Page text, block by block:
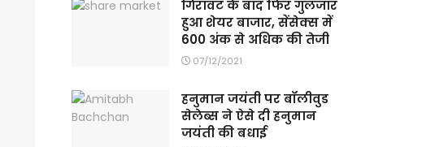
गिरावट के बाद फिर गुलजार
हुआ शेयर बाजार, सेंसेक्स में
600 अंक से अधिक की तेजी
07/12/2021
हनुमान जयंती पर बॉलीवुड
सेलेब्स ने ऐसे दी हनुमान
जयंती की बधाई